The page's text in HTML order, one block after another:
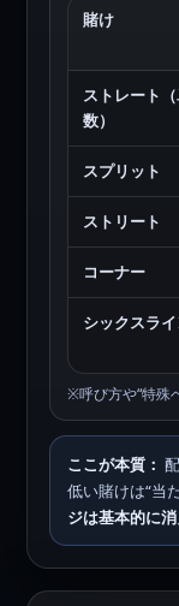
賭け
ストレート
数）
スプリット
ストリート
コーナー
シックスラ
※呼び方や“特殊
ここが本質：
低い賭けは“当
ジは基本的に